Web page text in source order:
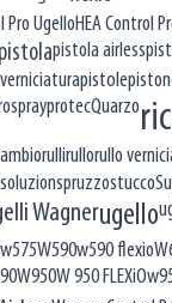
Pro UgelloHEA Control
pistolapistola airless
pistole
protecQuarzo
rullirullorullo
spruzzostucco
Wagnerugello
w575W590w590 flexio
W950W 950 FLEXiO